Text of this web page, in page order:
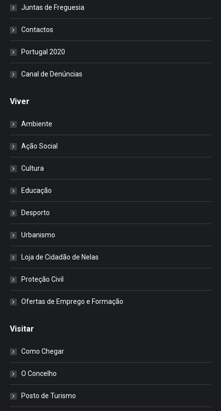
Juntas de Freguesia
Contactos
Portugal 2020
Canal de Denúncias
Viver
Ambiente
Ação Social
Cultura
Educação
Desporto
Urbanismo
Loja de Cidadão de Nelas
Proteção Civil
Ofertas de Emprego e Formação
Visitar
Como Chegar
O Concelho
Posto de Turismo